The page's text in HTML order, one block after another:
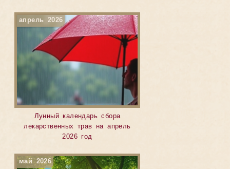
апрель 2026
Лунный календарь сбора
лекарственных трав на апрель
2026 год
май 2026